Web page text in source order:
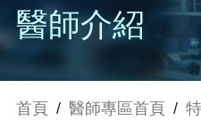
醫師介紹
首頁 / 醫師專區首頁 /